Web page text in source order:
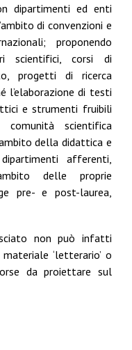
dipartimenti ed enti
di convenzioni e
proponendo
scientifici, corsi di
progetti di ricerca
l’elaborazione di testi
e strumenti fruibili
scientifica
della didattica e
afferenti,
delle proprie
pre- e post-laurea,
non può infatti
‘letterario’ o
da proiettare sul